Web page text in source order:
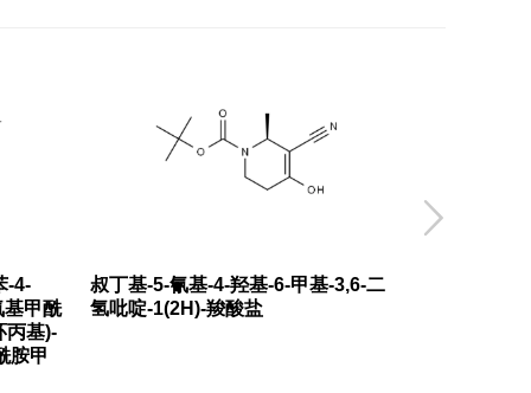
-4-
基甲酰
丙基)-
胺甲
叔丁基-5-氰基-4-羟基-6-甲基-3,6-二
氢吡啶-1(2H)-羧酸盐
